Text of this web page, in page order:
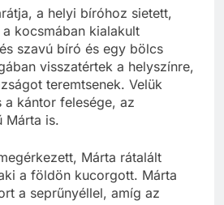
a helyi bíróhoz sietett,
kocsmában kialakult
szavú bíró és egy bölcs
visszatértek a helyszínre,
teremtsenek. Velük
kántor felesége, az
Márta is.
Márta rátalált
a földön kucorgott. Márta
a seprűnyéllel, amíg az